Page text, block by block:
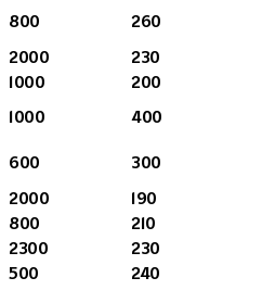
800 260
2000 230
1000 200
1000 400
600 300
2000 190
800 210
2300 230
500 240